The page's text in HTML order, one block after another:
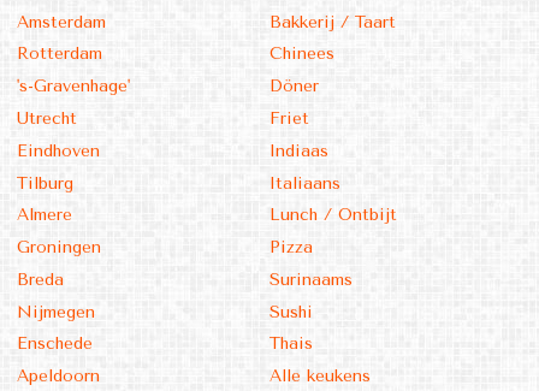
Amsterdam
Rotterdam
's-Gravenhage'
Utrecht
Eindhoven
Tilburg
Almere
Groningen
Breda
Nijmegen
Enschede
Apeldoorn
Bakkerij / Taart
Chinees
Döner
Friet
Indiaas
Italiaans
Lunch / Ontbijt
Pizza
Surinaams
Sushi
Thais
Alle keukens